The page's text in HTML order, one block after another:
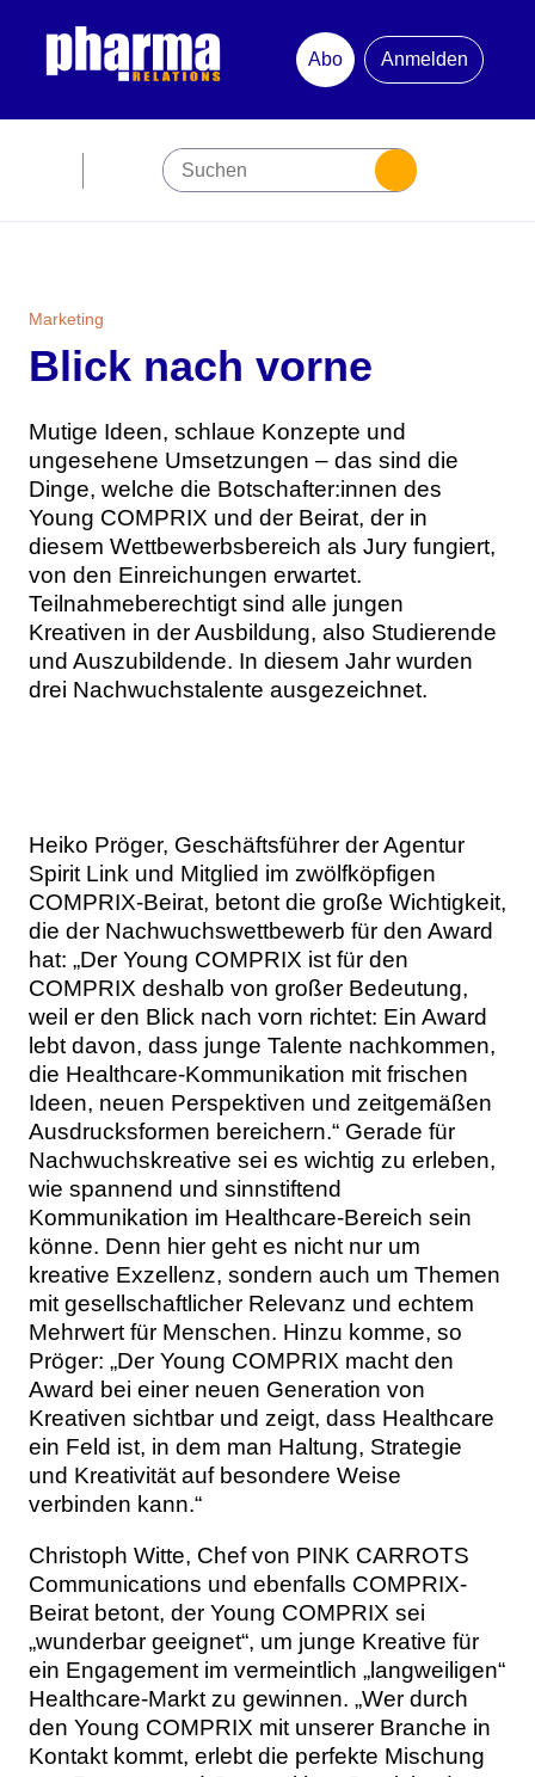
Abo
Anmelden
Jubiläum
Newsletter
Mediadaten
Themen
Marketing
Branche
Personen
Magazin
Aktuelle Ausgabe
Über uns
Kontakt
Marketing
Blick nach vorne
Mutige Ideen, schlaue Konzepte und
ungesehene Umsetzungen – das sind die
Dinge, welche die Botschafter:innen des
Young COMPRIX und der Beirat, der in
diesem Wettbewerbsbereich als Jury fungiert,
von den Einreichungen erwartet.
Teilnahmeberechtigt sind alle jungen
Kreativen in der Ausbildung, also Studierende
und Auszubildende. In diesem Jahr wurden
drei Nachwuchstalente ausgezeichnet.
Heiko Pröger, Geschäftsführer der Agentur
Spirit Link und Mitglied im zwölfköpfigen
COMPRIX-Beirat, betont die große Wichtigkeit,
die der Nachwuchswettbewerb für den Award
hat: „Der Young COMPRIX ist für den
COMPRIX deshalb von großer Bedeutung,
weil er den Blick nach vorn richtet: Ein Award
lebt davon, dass junge Talente nachkommen,
die Healthcare-Kommunikation mit frischen
Ideen, neuen Perspektiven und zeitgemäßen
Ausdrucksformen bereichern.“ Gerade für
Nachwuchskreative sei es wichtig zu erleben,
wie spannend und sinnstiftend
Kommunikation im Healthcare-Bereich sein
könne. Denn hier geht es nicht nur um
kreative Exzellenz, sondern auch um Themen
mit gesellschaftlicher Relevanz und echtem
Mehrwert für Menschen. Hinzu komme, so
Pröger: „Der Young COMPRIX macht den
Award bei einer neuen Generation von
Kreativen sichtbar und zeigt, dass Healthcare
ein Feld ist, in dem man Haltung, Strategie
und Kreativität auf besondere Weise
verbinden kann.“
Christoph Witte, Chef von PINK CARROTS
Communications und ebenfalls COMPRIX-
Beirat betont, der Young COMPRIX sei
„wunderbar geeignet“, um junge Kreative für
ein Engagement im vermeintlich „langweiligen“
Healthcare-Markt zu gewinnen. „Wer durch
den Young COMPRIX mit unserer Branche in
Kontakt kommt, erlebt die perfekte Mischung